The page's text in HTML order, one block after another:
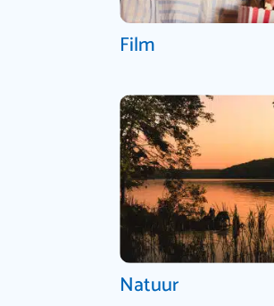
Film
Natuur